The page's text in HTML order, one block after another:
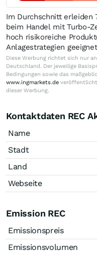
Im Durchschnitt erleiden
beim Handel mit Turbo-
hoch risikoreiche
Anlagestrategien
Diese Werbung richtet sich nur
Deutschland. Der jeweilige
Bedingungen sowie das
www.ingmarkets.de
dieser Werbung.
Kontaktdaten REC
Name
Stadt
Land
Webseite
Emission REC
Emissionspreis
Emissionsvolumen